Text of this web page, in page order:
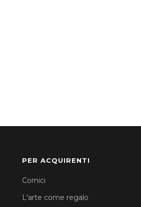
PER ACQUIRENTI
Cornici
L'arte come regalo